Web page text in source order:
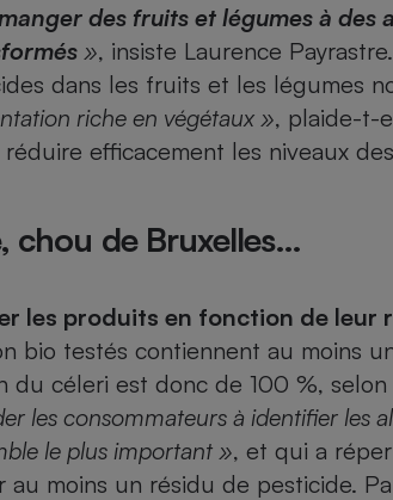
des fruits et légumes à des
», insiste Laurence
dans les fruits et les légumes
riche en végétaux », plaide-t-
efficacement les niveaux
chou de Bruxelles…
les produits en fonction de leur
bio testés contiennent au moins
du céleri est donc de 100 %,
les consommateurs à identifier les
le plus important », et qui a
moins un résidu de pesticide.